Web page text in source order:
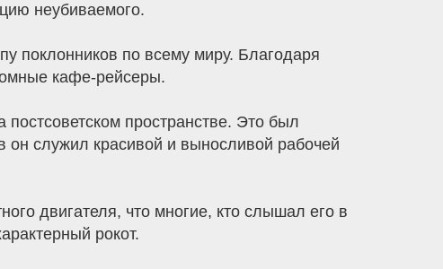
неубиваемого.
поклонников по всему миру. Благодаря
кафе-рейсеры.
пространстве. Это был
он служил красивой и выносливой рабочей
двигателя, что многие, кто слышал его в
рокот.